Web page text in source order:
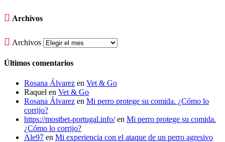
 Archivos
 Archivos
Últimos comentarios
Rosana Álvarez en Vet & Go
Raquel en Vet & Go
Rosana Álvarez en Mi perro protege su comida. ¿Cómo lo
corrijo?
https://mostbet-portugal.info/en Mi perro protege su comida.
¿Cómo lo corrijo?
Ale97 en Mi experiencia con el ataque de un perro agresivo